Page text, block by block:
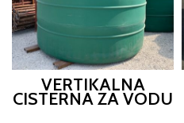
VERTIKALNA
CISTERNA ZA VODU